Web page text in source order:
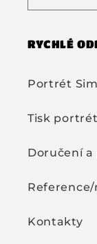
RYCHLÉ
Portrét
Tisk
Doručení
Reference/
Kontakty